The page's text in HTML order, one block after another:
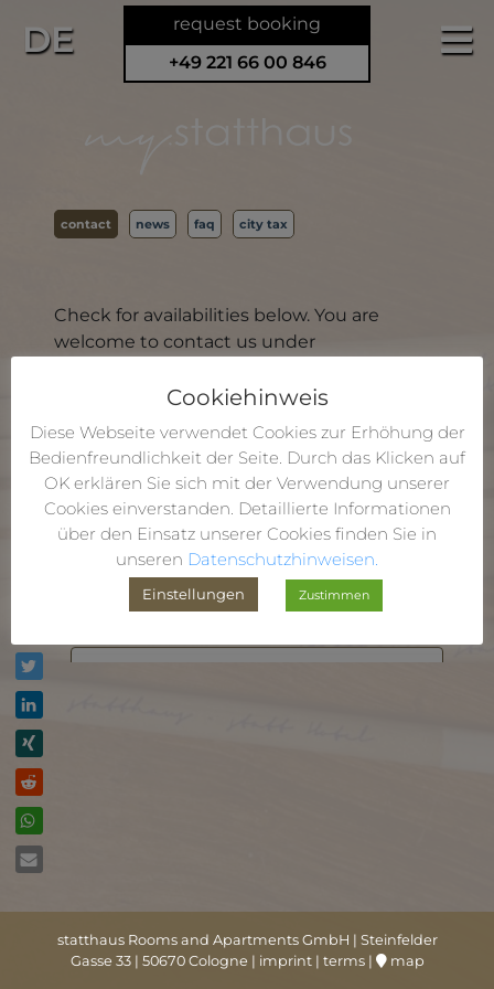
request booking
+49 221 66 00 846
DE
contact news faq city tax
Check for availabilities below. You are
welcome to contact us under
-First Name-
-Last Name-*
2 nights minimum
statthaus Rooms and Apartments GmbH | Steinfelder
Gasse 33 | 50670 Cologne | imprint| terms| map
Cookiehinweis
Diese Webseite verwendet Cookies zur Erhöhung der
Bedienfreundlichkeit der Seite. Durch das Klicken auf
OK erklären Sie sich mit der Verwendung unserer
Cookies einverstanden. Detaillierte Informationen
über den Einsatz unserer Cookies finden Sie in
unseren Datenschutzhinweisen.
Einstellungen Zustimmen